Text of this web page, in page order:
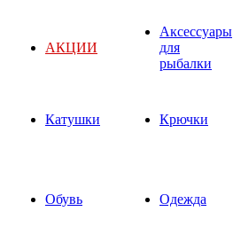
АКЦИИ
Аксессуары
для
рыбалки
Катушки Крючки
Обувь Одежда